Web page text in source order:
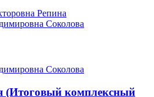
Репина
Соколова
Соколова
(Итоговый комплексный